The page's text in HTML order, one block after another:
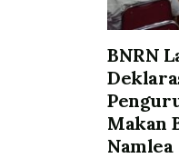
BNRN
Makan
Namlea